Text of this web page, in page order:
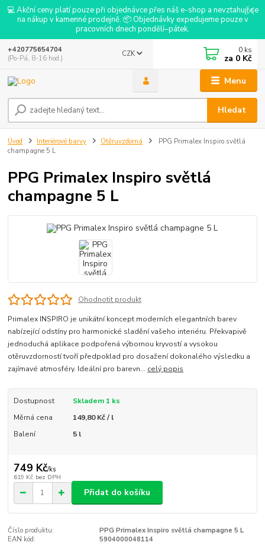
💻 Akční ceny platí pouze při objednávce přes náš e-shop a nevztahují se
na nákup v kamenné prodejně. 📦 Objednávky expedujeme pouze v
pracovních dnech pondělí–pátek.
Menu
CZK
Hledat
+420775654704
(Po-Pá, 8-16 hod.)
0 ks
za 0 Kč
Úvod Interiérové barvy Otěruvzdorná
PPG Primalex Inspiro světlá
champagne 5 L
PPG Primalex Inspiro světlá
champagne 5 L
Ohodnotit produkt
Primalex INSPIRO je unikátní koncept moderních elegantních barev
nabízející odstíny pro harmonické sladění vašeho interiéru. Překvapivě
jednoduchá aplikace podpořená výbornou kryvostí a vysokou
otěruvzdorností tvoří předpoklad pro dosažení dokonalého výsledku a
zajímavé atmosféry. Ideální pro barevn... celý popis
Dostupnost
Skladem 1 ks
Měrná cena
149,80 Kč / l
Balení
5 l
749 Kč/ks
619 Kč bez DPH
Přidat do košíku
Číslo produktu:
PPG Primalex Inspiro světlá champagne 5 L
EAN kód:
5904000048114